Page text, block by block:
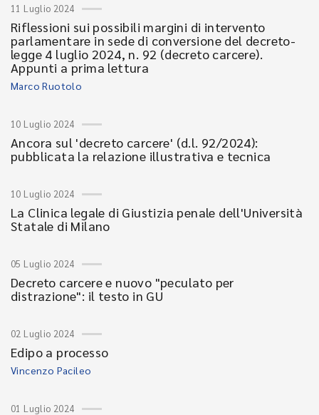
11 Luglio 2024
Riflessioni sui possibili margini di intervento
parlamentare in sede di conversione del decreto-
legge 4 luglio 2024, n. 92 (decreto carcere).
Appunti a prima lettura
Marco Ruotolo
10 Luglio 2024
Ancora sul 'decreto carcere' (d.l. 92/2024):
pubblicata la relazione illustrativa e tecnica
10 Luglio 2024
La Clinica legale di Giustizia penale dell'Università
Statale di Milano
05 Luglio 2024
Decreto carcere e nuovo "peculato per
distrazione": il testo in GU
02 Luglio 2024
Edipo a processo
Vincenzo Pacileo
01 Luglio 2024